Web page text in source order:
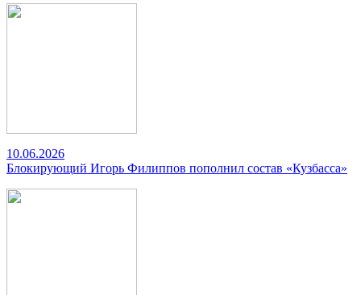
10.06.2026
Блокирующий Игорь Филиппов пополнил состав «Кузбасса»